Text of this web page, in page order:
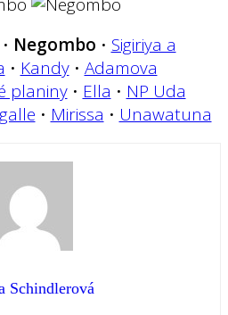
• Negombo • Sigiriya a
• Kandy• Adamova
planiny• Ella • NP Uda
• Mirissa • Unawatuna
Schindlerová